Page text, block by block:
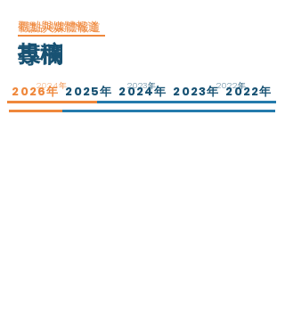
觀點與媒體報道
專欄
2026年 2025年 2024年 2023年 2022年
觀點與媒體報道
投稿
2024年 2023年 2022年